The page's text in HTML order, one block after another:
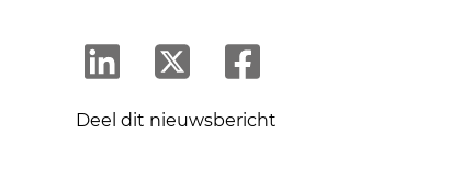
Deel dit nieuwsbericht